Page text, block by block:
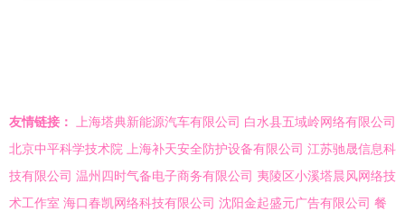
友情链接： 上海塔典新能源汽车有限公司 白水县五域岭网络有限公司
北京中平科学技术院
上海补天安全防护设备有限公司 江苏驰晟信息科
技有限公司 温州四时气备电子商务有限公司 夷陵区小溪塔晨风网络技
术工作室 海口春凯网络科技有限公司 沈阳金起盛元广告有限公司 餐